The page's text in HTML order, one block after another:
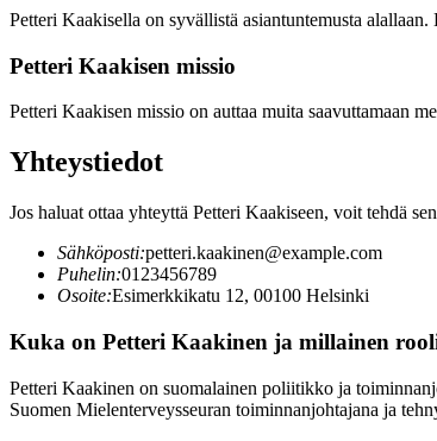
Petteri Kaakisella on syvällistä asiantuntemusta
Petteri Kaakisen missio
Petteri Kaakisen missio on auttaa muita saavuttamaan
Yhteystiedot
Jos haluat ottaa yhteyttä Petteri Kaakiseen, voit tehdä
Sähköposti:petteri.kaakinen@example.com
Puhelin:0123456789
Osoite:Esimerkkikatu 12, 00100 Helsinki
Kuka on Petteri Kaakinen ja millainen
Petteri Kaakinen on suomalainen poliitikko ja
Suomen Mielenterveysseuran toiminnanjohtajana ja